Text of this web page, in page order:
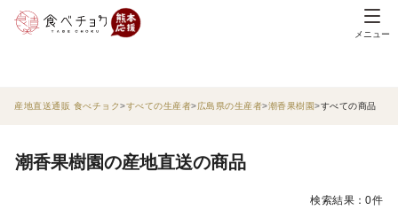
メニュー
産地直送通販 食べチョク すべての生産者 広島県の生産者 潮香果樹園 すべての商品
潮香果樹園の産地直送の商品
検索結果：0件